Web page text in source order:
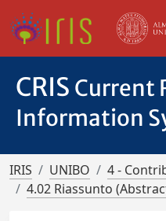
CRIS Current
Information
IRIS UNIBO
4 -
4.02 Riassunto